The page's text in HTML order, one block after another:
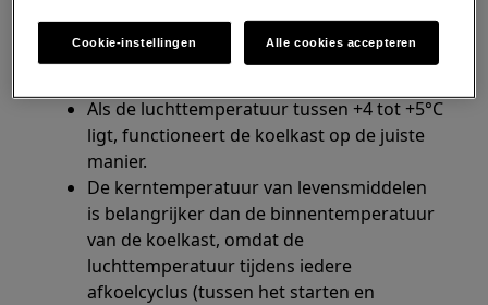
Meet de temperatuur met een
thermometer in een glas water dat in de
Als de luchttemperatuur tussen +4 tot +5°C
ligt, functioneert de koelkast op de juiste
manier.
De kerntemperatuur van levensmiddelen
is belangrijker dan de binnentemperatuur
van de koelkast, omdat de
luchttemperatuur tijdens iedere
afkoelcyclus (tussen het starten en
Cookie-instellingen Alle cookies accepteren